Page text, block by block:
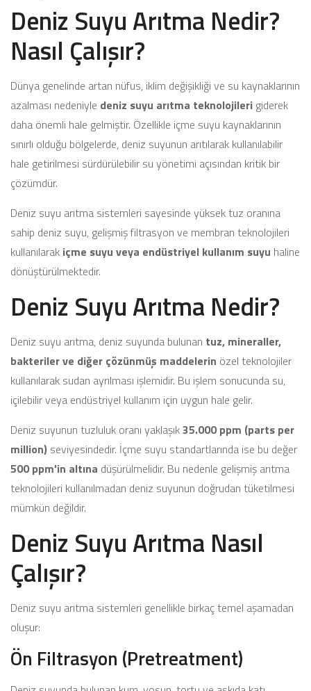
Deniz Suyu Arıtma Nedir?
Nasıl Çalışır?
Dünya genelinde artan nüfus, iklim değişikliği ve su kaynaklarının
azalması nedeniyle deniz suyu arıtma teknolojileri giderek
daha önemli hale gelmiştir. Özellikle içme suyu kaynaklarının
sınırlı olduğu bölgelerde, deniz suyunun arıtılarak kullanılabilir
hale getirilmesi sürdürülebilir su yönetimi açısından kritik bir
çözümdür.
Deniz suyu arıtma sistemleri sayesinde yüksek tuz oranına
sahip deniz suyu, gelişmiş filtrasyon ve membran teknolojileri
kullanılarak içme suyu veya endüstriyel kullanım suyu haline
dönüştürülmektedir.
Deniz Suyu Arıtma Nedir?
Deniz suyu arıtma, deniz suyunda bulunan tuz, mineraller,
bakteriler ve diğer çözünmüş maddelerin özel teknolojiler
kullanılarak sudan ayrılması işlemidir. Bu işlem sonucunda su,
içilebilir veya endüstriyel kullanım için uygun hale gelir.
Deniz suyunun tuzluluk oranı yaklaşık35.000 ppm (parts per
million) seviyesindedir. İçme suyu standartlarında ise bu değer
500 ppm'in altına düşürülmelidir. Bu nedenle gelişmiş arıtma
teknolojileri kullanılmadan deniz suyunun doğrudan tüketilmesi
mümkün değildir.
Deniz Suyu Arıtma Nasıl
Çalışır?
Deniz suyu arıtma sistemleri genellikle birkaç temel aşamadan
oluşur:
Ön Filtrasyon (Pretreatment)